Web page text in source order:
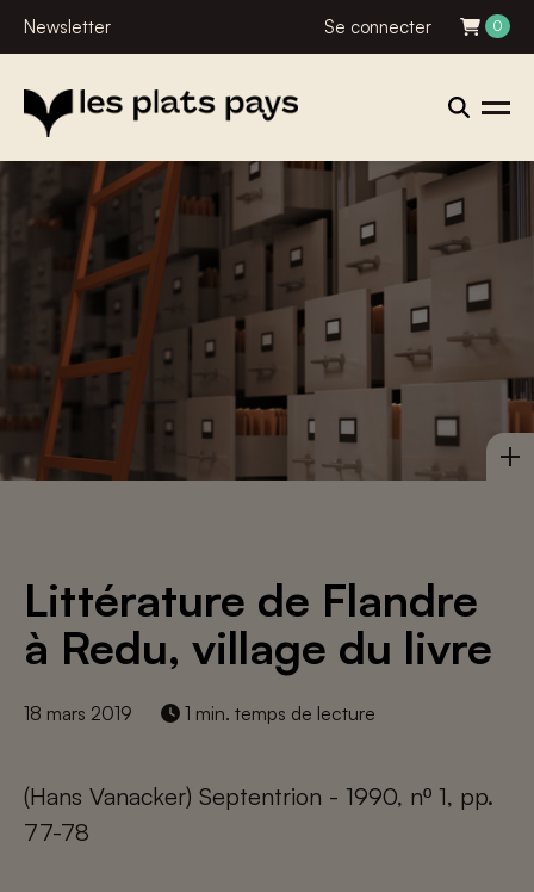
Newsletter Se connecter 0
Littérature de Flandre
à Redu, village du livre
18 mars 2019 1 min. temps de lecture
(Hans Vanacker) Septentrion - 1990, nº 1, pp.
77-78